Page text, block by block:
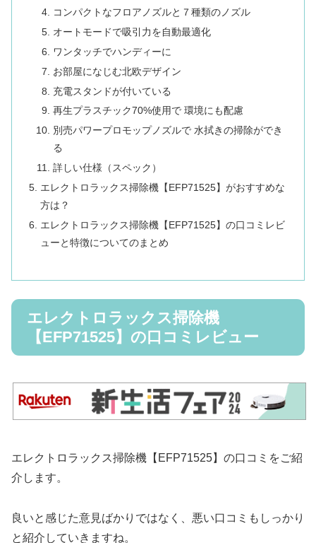
コンパクトなフロアノズルと７種類のノズル
オートモードで吸引力を自動最適化
ワンタッチでハンディーに
お部屋になじむ北欧デザイン
充電スタンドが付いている
再生プラスチック70%使用で 環境にも配慮
別売パワープロモップノズルで 水拭きの掃除ができ
る
詳しい仕様（スペック）
エレクトロラックス掃除機【EFP71525】がおすすめな
方は？
エレクトロラックス掃除機【EFP71525】の口コミレビ
ューと特徴についてのまとめ
エレクトロラックス掃除機
【EFP71525】の口コミレビュー
エレクトロラックス掃除機【EFP71525】の口コミをご紹
介します。
良いと感じた意見ばかりではなく、悪い口コミもしっかり
と紹介していきますね。